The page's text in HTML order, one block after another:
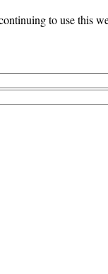
to use this